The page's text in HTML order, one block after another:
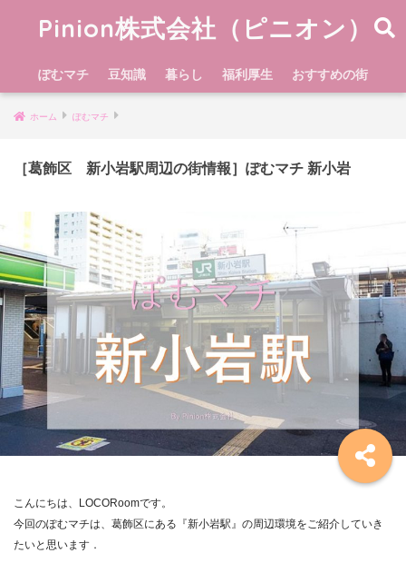
Pinion株式会社（ピニオン）
ぽむマチ 豆知識 暮らし 福利厚生 おすすめの街
ホーム ぽむマチ
［葛飾区 新小岩駅周辺の街情報］ぽむマチ 新小岩
こんにちは、LOCORoomです。
今回のぽむマチは、葛飾区にある『新小岩駅』の周辺環境をご紹介していき
たいと思います．